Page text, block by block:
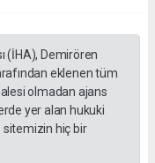
(İHA), Demirören
eklenen tüm
olmadan ajans
yer alan hukuki
hiç bir